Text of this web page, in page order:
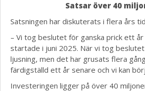
Satsar över 40
Satsningen har diskuterats i flera års
– Vi tog beslutet för ganska prick ett år
startade i juni 2025. När vi tog
ljusning, men det har grusats flera
färdigställd ett år senare och vi kan
Investeringen ligger på över 40